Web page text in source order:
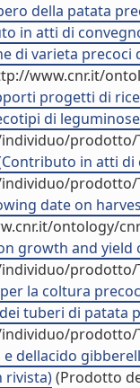
della patata
in atti di
di varieta
www.cnr.it/
progetti di
di
prodotto/
in atti di
prodotto/
date on
ontology/
growth and yield
prodotto/
la coltura
tuberi di patata
prodotto/
dellacido
rivista)(Prodotto